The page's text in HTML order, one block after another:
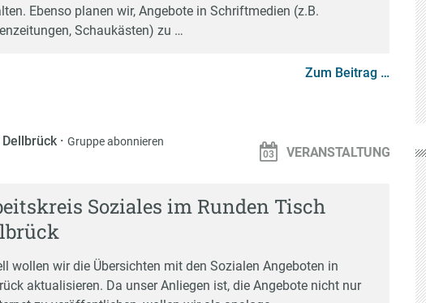
Ebenso planen wir, Angebote in Schriftmedien (z.B.
Schaukästen) zu …
Zum Beitrag …
· Gruppe abonnieren
VERANSTALTUNG
Soziales im Runden Tisch
wollen wir die Übersichten mit den Sozialen Angeboten in
aktualisieren. Da unser Anliegen ist, die Angebote nicht nur